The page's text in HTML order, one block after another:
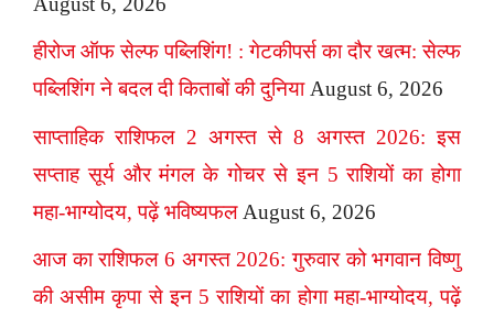
हीरोज ऑफ सेल्फ पब्लिशिंग! : गेटकीपर्स का दौर खत्म: सेल्फ
पब्लिशिंग ने बदल दी किताबों की दुनिया August 6, 2026
साप्ताहिक राशिफल 2 अगस्त से 8 अगस्त 2026: इस
सप्ताह सूर्य और मंगल के गोचर से इन 5 राशियों का होगा
महा-भाग्योदय, पढ़ें भविष्यफल August 6, 2026
आज का राशिफल 6 अगस्त 2026: गुरुवार को भगवान विष्णु
की असीम कृपा से इन 5 राशियों का होगा महा-भाग्योदय, पढ़ें